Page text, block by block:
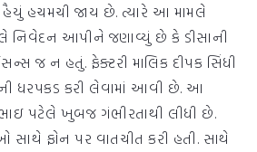
હચમચી જાય છે. ત્યારે આ મામલે
નિવેદન આપીને જણાવ્યું છે કે ડીસાની
જ ન હતું. ફેક્ટરી માલિક દીપક સિંધી
ધરપકડ કરી લેવામાં આવી છે. આ
પટેલે ખુબજ ગંભીરતાથી લીધી છે.
સાથે ફોન પર વાતચીત કરી હતી. સાથે